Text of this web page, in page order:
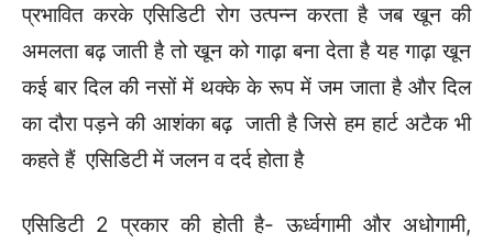
प्रभावित करके एसिडिटी रोग उत्पन्न करता है जब खून की
अमलता बढ़ जाती है तो खून को गाढ़ा बना देता है यह गाढ़ा खून
कई बार दिल की नसों में थक्के के रूप में जम जाता है और दिल
का दौरा पड़ने की आशंका बढ़ जाती है जिसे हम हार्ट अटैक भी
कहते हैं एसिडिटी में जलन व दर्द होता है
एसिडिटी 2 प्रकार की होती है- ऊर्ध्वगामी और अधोगामी,